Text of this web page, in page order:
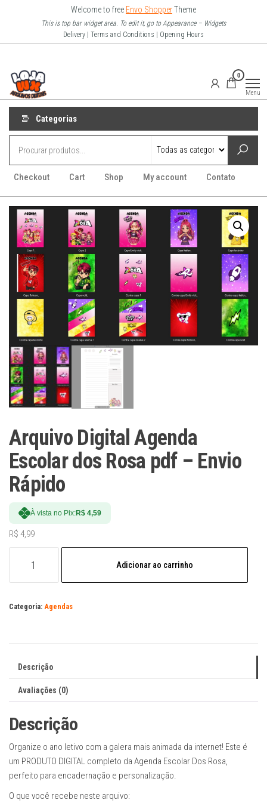
o
Welcome to free Envo ShopperTheme
This is top bar widget area. To edit it, go to Appearance – Widgets
Delivery | Terms and Conditions | Opening Hours
Arquivo
Digitais
0
Menu
Categorias
Checkout Cart Shop My account Contato
Arquivo Digital Agenda
Escolar dos Rosa pdf – Envio
Rápido
À vista no Pix:R$ 4,59
R$ 4,99
Agenda
dos
Envio
quantidade
Adicionar ao carrinho
Categoria: Agendas
Descrição
Avaliações (0)
Descrição
Organize o ano letivo com a galera mais animada da internet! Este é
um PRODUTO DIGITAL completo da Agenda Escolar Dos Rosa,
perfeito para encadernação e personalização.
O que você recebe neste arquivo: